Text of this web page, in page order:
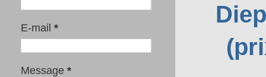
E-mail *
Message *